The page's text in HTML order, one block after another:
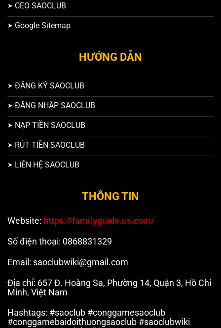
CEO SAOCLUB
Google Sitemap
HƯỚNG DẪN
ĐĂNG KÝ SAOCLUB
ĐĂNG NHẬP SAOCLUB
NẠP TIỀN SAOCLUB
RÚT TIỀN SAOCLUB
LIÊN HỆ SAOCLUB
THÔNG TIN
Website: https://familyguide.us.com/
Số điện thoại: 0868831329
Email: saoclubwiki@gmail.com
Địa chỉ: 657 Đ. Hoàng Sa, Phường 14, Quận 3, Hồ Chí
Minh, Việt Nam
Hashtags: #saoclub #conggamesaoclub
#conggamebaidoithuongsaoclub #saoclubwiki